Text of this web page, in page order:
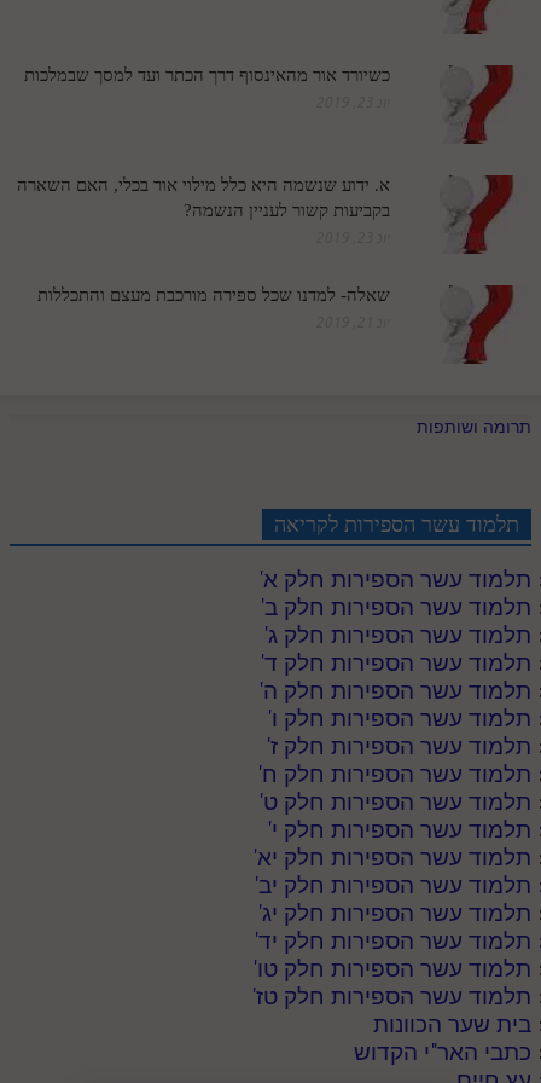
חלק יב
חלק יד
חלק טו
בית שער הכוונות
שידור חי
הזמן סט תע"ס
ספרים להורדה
מנוע חיפוש בספרים
תלמוד עשר הספירות בעיון
תלמוד עשר הספירות חלק א
תע"ס חלק ב' עיון
תע"ס חלק ג' עיון
תלמוד עשר הספירות חלק ד
תלמוד עשר הספירות חלק ה
תלמוד עשר הספירות חלק ו
תלמוד עשר הספירות חלק ז
תלמוד עשר הספירות חלק ח
תלמוד עשר הספירות חלק ט
תלמוד עשר הספירות חלק י
כשיורד אור מהאינסוף דרך הכתר ועד למסך שבמלכות
א. ידוע שנשמה היא כלל מילוי אור בכלי, האם השארה
בקביעות קשור לעניין הנשמה?
שאלה- למדנו שכל ספירה מורכבת מעצם והתכללות
תרומה ושותפות
תלמוד עשר הספירות לקריאה
תלמוד עשר הספירות חלק א'
תלמוד עשר הספירות חלק ב'
תלמוד עשר הספירות חלק ג'
תלמוד עשר הספירות חלק ד'
תלמוד עשר הספירות חלק ה'
תלמוד עשר הספירות חלק ו'
תלמוד עשר הספירות חלק ז'
תלמוד עשר הספירות חלק ח'
תלמוד עשר הספירות חלק ט'
תלמוד עשר הספירות חלק י'
תלמוד עשר הספירות חלק יא'
תלמוד עשר הספירות חלק יב'
תלמוד עשר הספירות חלק יג'
תלמוד עשר הספירות חלק יד'
תלמוד עשר הספירות חלק טו'
תלמוד עשר הספירות חלק טז'
בית שער הכוונות
כתבי האר"י הקדוש